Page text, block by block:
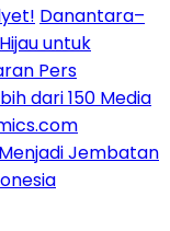
Danantara–
untuk
Pers
dari 150 Media
Jembatan